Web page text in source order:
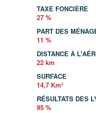
TAXE FONCIÈRE
27 %
PART DES
11 %
DISTANCE À
22 km
SURFACE
14,7 Km²
RÉSULTATS DES
95 %